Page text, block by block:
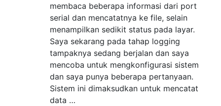
membaca beberapa informasi dari port
serial dan mencatatnya ke file, selain
menampilkan sedikit status pada layar.
Saya sekarang pada tahap logging
tampaknya sedang berjalan dan saya
mencoba untuk mengkonfigurasi sistem
dan saya punya beberapa pertanyaan.
Sistem ini dimaksudkan untuk mencatat
data …